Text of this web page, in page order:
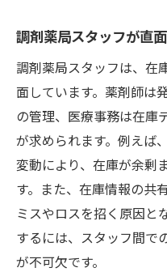
効率的な発注が
調剤薬局の在
薬局の不動在庫と
調剤薬局にお
医薬品の不動
調剤薬局で不
不動在庫が薬
調剤薬局の不
調剤薬局スタッフが直
調剤薬局スタッフは、在
面しています。薬剤師は
の管理、医療事務は在庫
が求められます。例えば
変動により、在庫が余剰
す。また、在庫情報の共
ミスやロスを招く原因と
するには、スタッフ間で
が不可欠です。